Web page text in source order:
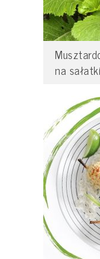
na sałatki